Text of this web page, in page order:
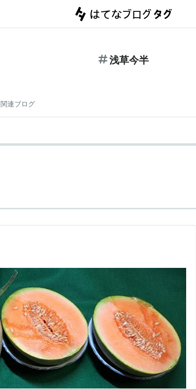
浅草今半
関連ブログ